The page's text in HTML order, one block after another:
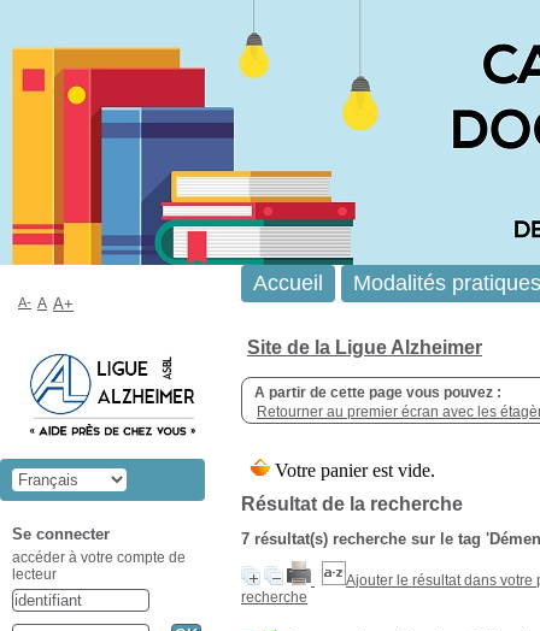
Site de la Ligue Alzheimer
A partir de cette page vous pouvez :
Retourner au premier écran avec les
Résultat de la recherche
7 résultat(s) recherche sur le tag
Ajouter le résultat dans votre
recherche
Accueil Modalités pratiques
A- A A+
Se connecter
accéder à votre compte de
lecteur